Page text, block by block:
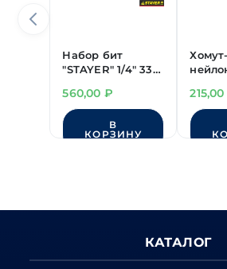
Набор бит
"STAYER" 1/4" 33
560,00 ₽
В
КОРЗИНУ
215,00
КАТАЛОГ